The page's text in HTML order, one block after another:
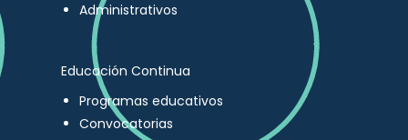
Administrativos
Educación Continua
Programas educativos
Convocatorias